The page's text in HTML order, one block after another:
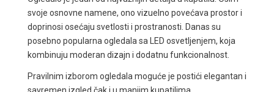
svoje osnovne namene, ono vizuelno povećava prostor i
doprinosi osećaju svetlosti i prostranosti. Danas su
posebno popularna ogledala sa LED osvetljenjem, koja
kombinuju moderan dizajn i dodatnu funkcionalnost.
Pravilnim izborom ogledala moguće je postići elegantan i
savremen izgled čak i u manjim kupatilima.